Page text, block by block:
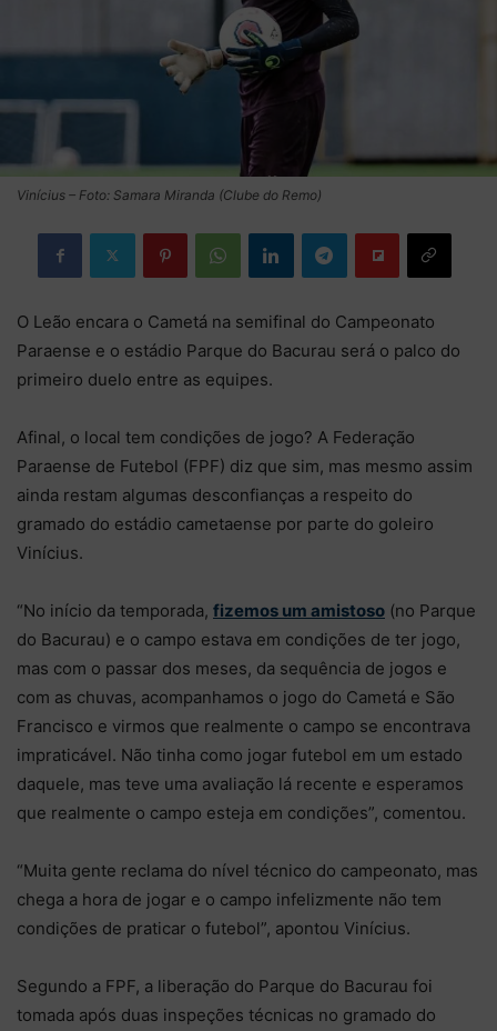
Vinícius – Foto: Samara Miranda (Clube do Remo)
O Leão encara o Cametá na semifinal do Campeonato
Paraense e o estádio Parque do Bacurau será o palco do
primeiro duelo entre as equipes.
Afinal, o local tem condições de jogo? A Federação
Paraense de Futebol (FPF) diz que sim, mas mesmo assim
ainda restam algumas desconfianças a respeito do
gramado do estádio cametaense por parte do goleiro
Vinícius.
“No início da temporada, fizemos um amistoso (no Parque
do Bacurau) e o campo estava em condições de ter jogo,
mas com o passar dos meses, da sequência de jogos e
com as chuvas, acompanhamos o jogo do Cametá e São
Francisco e virmos que realmente o campo se encontrava
impraticável. Não tinha como jogar futebol em um estado
daquele, mas teve uma avaliação lá recente e esperamos
que realmente o campo esteja em condições”, comentou.
“Muita gente reclama do nível técnico do campeonato, mas
chega a hora de jogar e o campo infelizmente não tem
condições de praticar o futebol”, apontou Vinícius.
Segundo a FPF, a liberação do Parque do Bacurau foi
tomada após duas inspeções técnicas no gramado do